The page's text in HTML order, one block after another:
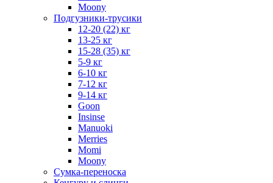
Moony
Подгузники-трусики
12-20 (22) кг
13-25 кг
15-28 (35) кг
5-9 кг
6-10 кг
7-12 кг
9-14 кг
Goon
Insinse
Manuoki
Merries
Momi
Moony
Сумка-переноска